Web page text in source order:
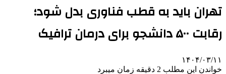
تهران باید به قطب فناوری بدل شود؛
رقابت ۵۰۰ دانشجو برای درمان ترافیک
۱۴۰۴/۰۳/۱۱
خواندن این مطلب 2 دقیقه زمان میبرد